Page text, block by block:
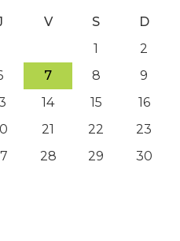
V S
D
1
2
7 8
9
14 15
16
21 22
23
28 29
30